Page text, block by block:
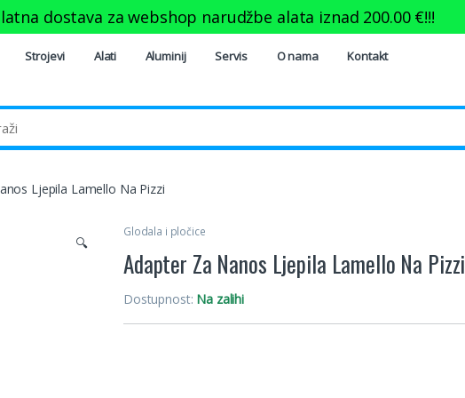
Strojevi Alati Aluminij Servis O nama Kontakt
Ljepila Lamello Na Pizzi
🔍
Glodala i pločice
Adapter Za Nanos Ljepila Lamello Na Pizzi
Dostupnost: Na zalihi
dostava za webshop narudžbe alata iznad 200.00 €!!!